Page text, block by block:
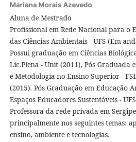
Mariana Morais Azevedo
Aluna de Mestrado
Profissional em Rede Nacional para o
das Ciências Ambientais - UFS (Em
Possui graduação em Ciências
Lic.Plena - Unit (2011), Pós Graduada
e Metodologia no Ensino Superior -
(2015). Pós Graduação em Educação
Espaços Educadores Sustentáveis -
Professora da rede privada em
principalmente nos seguintes temas:
ensino, ambiente e tecnologias.